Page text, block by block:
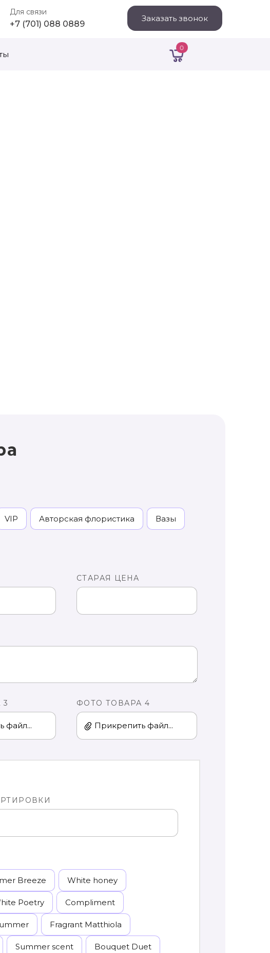
Для связи
+7 (701) 088 0889
Заказать звонок
0
VIP Авторская флористика Вазы
СТАРАЯ ЦЕНА
файл...
ФОТО ТОВАРА 4
Прикрепить файл...
Breeze White honey
Poetry Сompliment
Fragrant Matthiola
Summer scent Bouquet Duet